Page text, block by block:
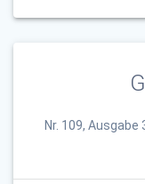
Nr. 109, Ausgabe